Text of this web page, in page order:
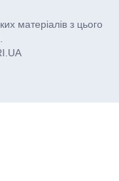
матеріалів з цього